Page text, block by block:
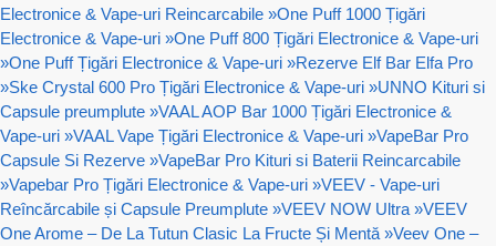
Electronice & Vape-uri Reincarcabile »One Puff 1000 Țigări
Electronice & Vape-uri »One Puff 800 Țigări Electronice & Vape-uri
»One Puff Țigări Electronice & Vape-uri »Rezerve Elf Bar Elfa Pro
»Ske Crystal 600 Pro Țigări Electronice & Vape-uri »UNNO Kituri si
Capsule preumplute »VAAL AOP Bar 1000 Țigări Electronice &
Vape-uri »VAAL Vape Țigări Electronice & Vape-uri »VapeBar Pro
Capsule Si Rezerve »VapeBar Pro Kituri si Baterii Reincarcabile
»Vapebar Pro Țigări Electronice & Vape-uri »VEEV - Vape-uri
Reîncărcabile și Capsule Preumplute »VEEV NOW Ultra »VEEV
One Arome – De La Tutun Clasic La Fructe Și Mentă »Veev One –